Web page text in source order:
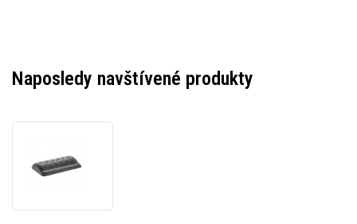
Naposledy navštívené produkty
Podložka